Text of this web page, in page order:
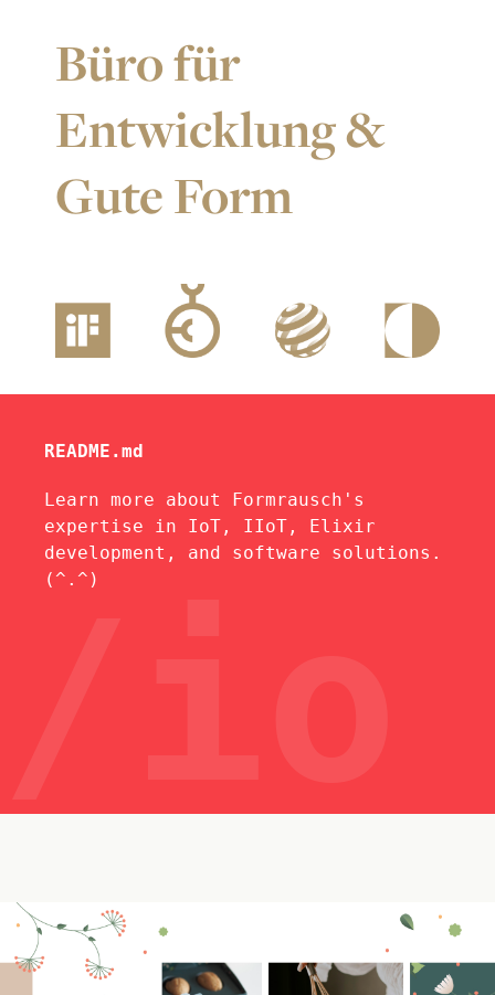
Büro für
Entwicklung &
Gute Form
README.md
Learn more about Formrausch's
expertise in IoT, IIoT, Elixir
development, and software solutions.
(^.^)